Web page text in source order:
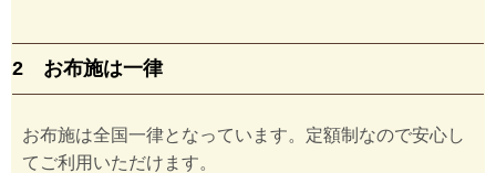
2 お布施は一律
お布施は全国一律となっています。定額制なので安心し
てご利用いただけます。